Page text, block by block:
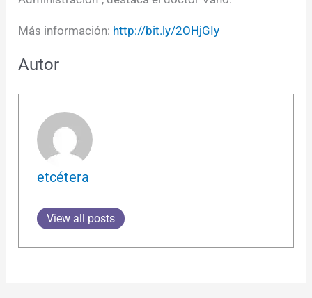
Más información: http://bit.ly/2OHjGIy
Autor
etcétera
View all posts